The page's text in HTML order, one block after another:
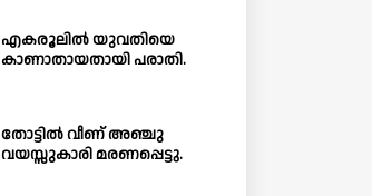
എകരൂലിൽ യുവതിയെ
കാണാതായതായി പരാതി.
തോട്ടിൽ വീണ് അഞ്ചു
വയസ്സുകാരി മരണപ്പെട്ടു.